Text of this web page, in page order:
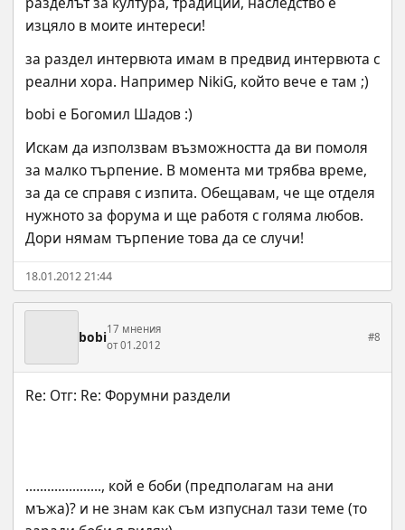
изцяло в моите интереси!
за раздел интервюта имам в предвид интервюта с
реални хора. Например NikiG, който вече е там ;)
bobi е Богомил Шадов :)
Искам да използвам възможността да ви помоля
за малко търпение. В момента ми трябва време,
за да се справя с изпита. Обещавам, че ще отделя
нужното за форума и ще работя с голяма любов.
Дори нямам търпение това да се случи!
18.01.2012 21:44
bobi17 мнения
от 01.2012
#8
....................., кой е боби (предполагам на ани
мъжа)? и не знам как съм изпуснал тази теме (то